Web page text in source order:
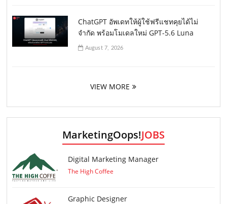
ChatGPT อัพเดทให้ผู้ใช้ฟรีแชทคุยได้ไม่
จำกัด พร้อมโมเดลใหม่ GPT-5.6 Luna
August 7, 2026
VIEW MORE
MarketingOops!JOBS
Digital Marketing Manager
The High Coffee
Graphic Designer